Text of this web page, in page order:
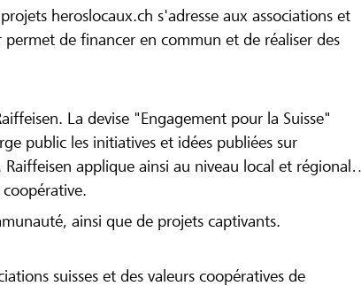
heroslocaux.ch s'adresse aux associations et
de financer en commun et de réaliser des
La devise "Engagement pour la Suisse"
public les initiatives et idées publiées sur
applique ainsi au niveau local et régional
ainsi que de projets captivants.
suisses et des valeurs coopératives de